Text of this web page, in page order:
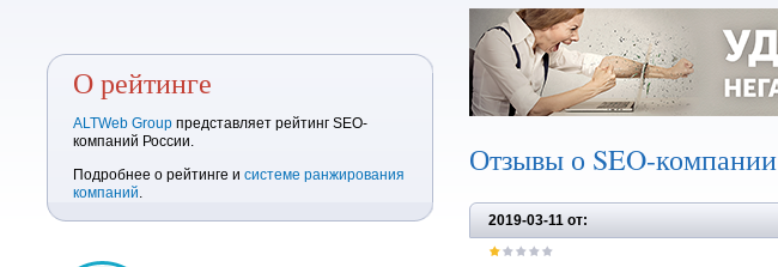
О рейтинге
ALTWeb Group представляет рейтинг SEO-
компаний России.
Подробнее о рейтинге и системе ранжирования
компаний.
Отзывы о SEO-компании
2019-03-11 от: